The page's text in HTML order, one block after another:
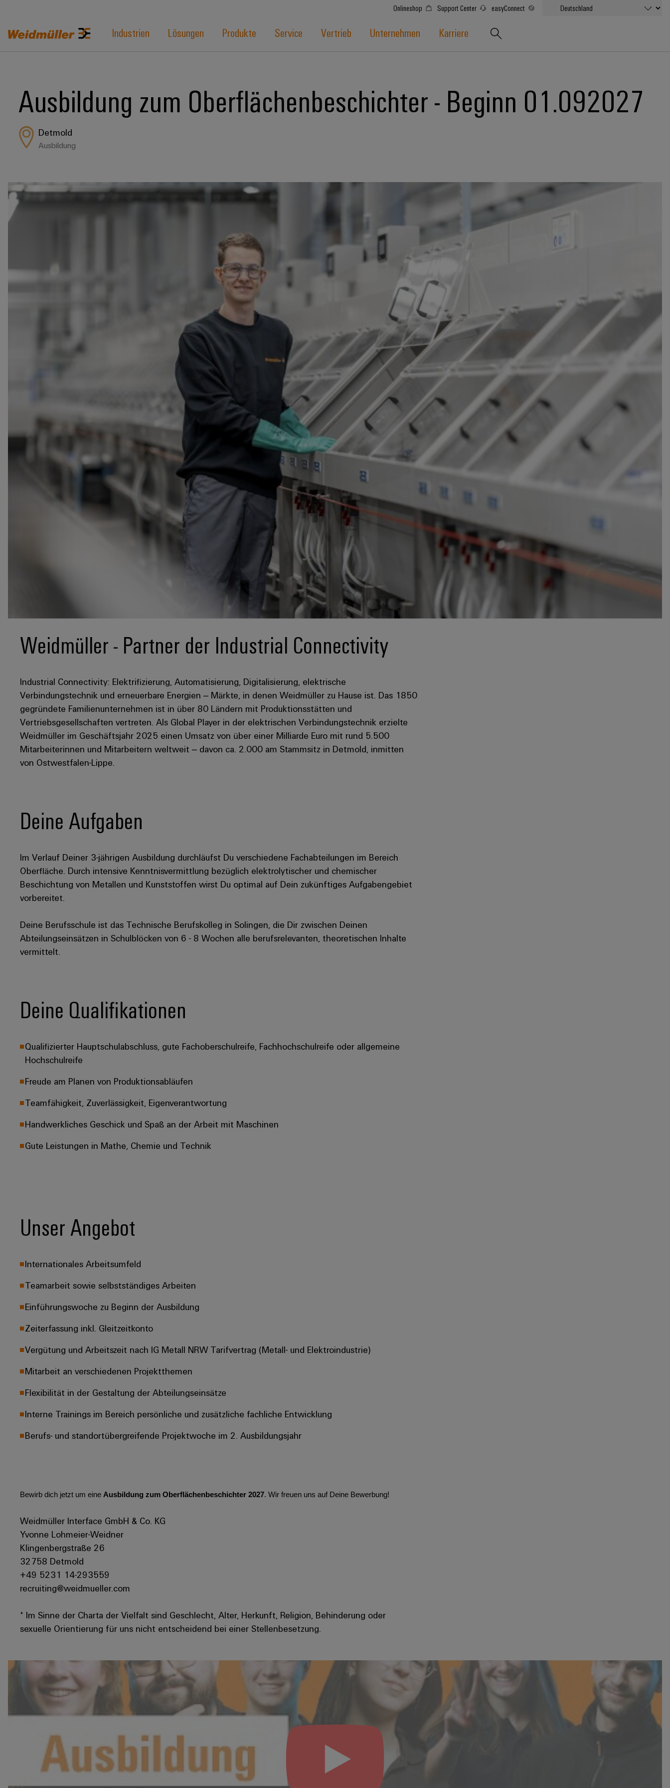
Onlineshop Support Center easyConnect
Industrien Lösungen Produkte Service Vertrieb Unternehmen Karriere
Ausbildung zum Oberflächenbeschichter - Beginn 01.092027
Detmold
Ausbildung
Weidmüller - Partner der Industrial Connectivity
Industrial Connectivity: Elektrifizierung, Automatisierung, Digitalisierung, elektrische
Verbindungstechnik und erneuerbare Energien – Märkte, in denen Weidmüller zu Hause ist. Das 1850
gegründete Familienunternehmen ist in über 80 Ländern mit Produktionsstätten und
Vertriebsgesellschaften vertreten. Als Global Player in der elektrischen Verbindungstechnik erzielte
Weidmüller im Geschäftsjahr 2025 einen Umsatz von über einer Milliarde Euro mit rund 5.500
Mitarbeiterinnen und Mitarbeitern weltweit – davon ca. 2.000 am Stammsitz in Detmold, inmitten
von Ostwestfalen-Lippe.
Deine Aufgaben
Im Verlauf Deiner 3-jährigen Ausbildung durchläufst Du verschiedene Fachabteilungen im Bereich
Oberfläche. Durch intensive Kenntnisvermittlung bezüglich elektrolytischer und chemischer
Beschichtung von Metallen und Kunststoffen wirst Du optimal auf Dein zukünftiges Aufgabengebiet
vorbereitet.​
Deine Berufsschule ist das Technische Berufskolleg in Solingen, die Dir zwischen Deinen
Abteilungseinsätzen in Schulblöcken von 6 - 8 Wochen alle berufsrelevanten, theoretischen Inhalte
vermittelt.
Deine Qualifikationen
Qualifizierter Hauptschulabschluss, gute Fachoberschulreife, Fachhochschulreife oder allgemeine
Hochschulreife​
Freude am Planen von Produktionsabläufen​
Teamfähigkeit, Zuverlässigkeit, Eigenverantwortung​
Handwerkliches Geschick und Spaß an der Arbeit mit Maschinen​
Gute Leistungen in Mathe, Chemie und Technik
Unser Angebot
Internationales Arbeitsumfeld​
Teamarbeit sowie selbstständiges Arbeiten​
Einführungswoche zu Beginn der Ausbildung​
Zeiterfassung inkl. Gleitzeitkonto​
Vergütung und Arbeitszeit nach IG Metall NRW Tarifvertrag (Metall- und Elektroindustrie)​
Mitarbeit an verschiedenen Projektthemen​
Flexibilität in der Gestaltung der Abteilungseinsätze​
Interne Trainings im Bereich persönliche und zusätzliche fachliche Entwicklung ​
Berufs- und standortübergreifende Projektwoche im 2. Ausbildungsjahr
Bewirb dich jetzt um eine Ausbildung zum Oberflächenbeschichter 2027. Wir freuen uns auf Deine Bewerbung!
Weidmüller Interface GmbH & Co. KG
Yvonne Lohmeier-Weidner
Klingenbergstraße 26
32758 Detmold
+49 5231 14-293559
recruiting@weidmueller.com
* Im Sinne der Charta der Vielfalt sind Geschlecht, Alter, Herkunft, Religion, Behinderung oder
sexuelle Orientierung für uns nicht entscheidend bei einer Stellenbesetzung.